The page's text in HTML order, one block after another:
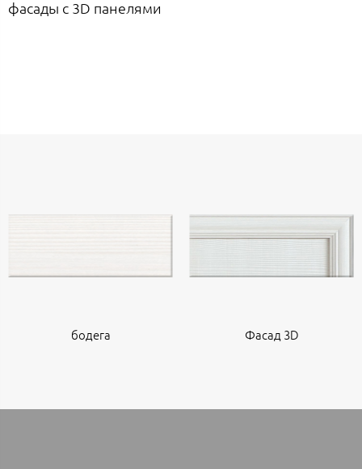
фасады с 3D панелями
бодега Фасад 3D